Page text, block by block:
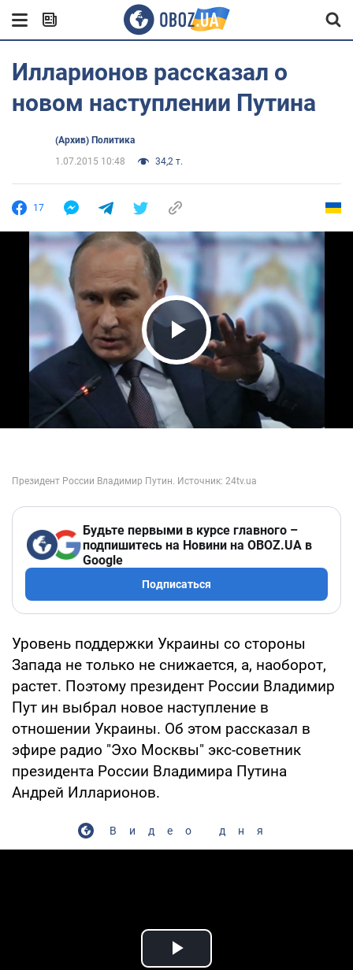
Илларионов рассказал о
новом наступлении Путина
(Архив) Политика
1.07.2015 10:48
34,2 т.
17
Play Video
Будьте первыми в курсе главного –
подпишитесь на Новини на OBOZ.UA в
Google
Подписаться
Уровень поддержки Украины со стороны
Запада не только не снижается, а, наоборот,
растет. Поэтому президент России Владимир
Пут ин выбрал новое наступление в
отношении Украины. Об этом рассказал в
эфире радио "Эхо Москвы" экс-советник
президента России Владимира Путина
Андрей Илларионов.
Видео дня